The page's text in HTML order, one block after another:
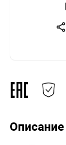
Описание